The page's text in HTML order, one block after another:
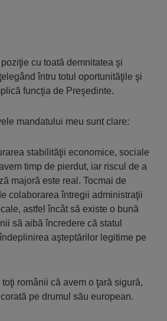
cu toată demnitatea şi
întru totul oportunităţile şi
funcţia de Preşedinte.
mandatului meu sunt clare:
stabilităţii economice, sociale
timp de pierdut, iar riscul de a
majoră este real. Tocmai de
colaborarea întregii administraţii
astfel încât să existe o bună
să aibă încredere că statul
aşteptărilor legitime pe
românii că avem o ţară sigură,
pe drumul său european.